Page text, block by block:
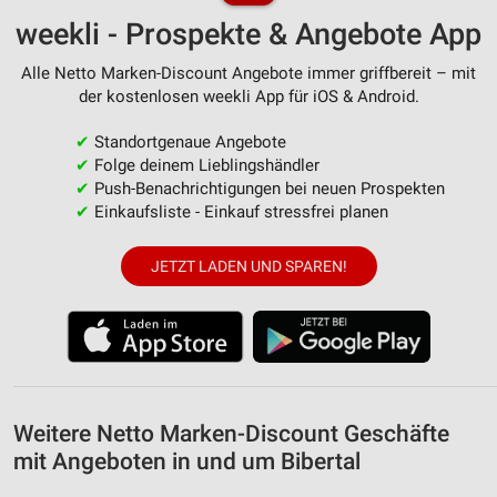
weekli - Prospekte & Angebote App
Alle Netto Marken-Discount Angebote immer griffbereit – mit
der kostenlosen weekli App für iOS & Android.
✔ Standortgenaue Angebote
✔ Folge deinem Lieblingshändler
✔ Push-Benachrichtigungen bei neuen Prospekten
✔ Einkaufsliste - Einkauf stressfrei planen
JETZT LADEN UND SPAREN!
Weitere Netto Marken-Discount Geschäfte
mit Angeboten in und um Bibertal
Messung der Werbeleistung
Messung der Performance von Inhalten
Kombinationen von Daten aus verschiedenen
Quellen
Entwicklung und Verbesserung der Angebote
Verwendung reduzierter Daten zur Auswahl von
Verwendung genauer Standortdaten
Nicht-IAB-Verarbeitungszwecke:
Notwendig